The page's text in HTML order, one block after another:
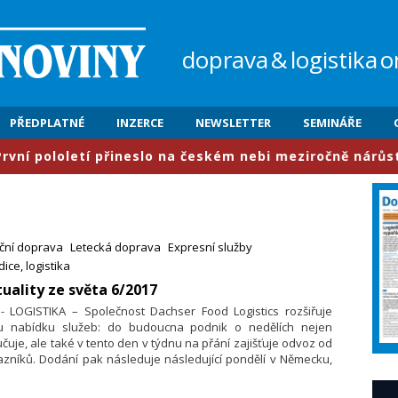
doprava&logistika
PŘEDPLATNÉ INZERCE NEWSLETTER SEMINÁŘE
přineslo na českém nebi meziročně nárůst
doprava Letecká doprava Expresní služby
logistika
ze světa 6/2017
LOGISTIKA – Společnost Dachser Food Logistics rozšiřuje
nabídku služeb: do budoucna podnik o nedělích nejen
ale také v tento den v týdnu na přání zajišťuje odvoz od
Dodání pak následuje následující pondělí v Německu,